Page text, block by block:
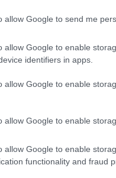
allow Google to send me
allow Google to enable
identifiers in apps.
allow Google to enable
allow Google to enable
allow Google to enable
functionality and fraud
américains au cours
de
recherches, ils se
de la chimiokine
thermique
des